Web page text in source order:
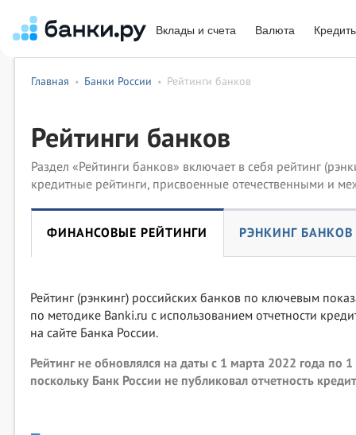
Вклады и счета Валюта
Главная • Банки России • Рейтинги банков
Рейтинги банков
Раздел «Рейтинги банков» включает в себя рейтинг
кредитные рейтинги, присвоенные отечественными и
ФИНАНСОВЫЕ РЕЙТИНГИ РЭНКИНГ
Рейтинг (рэнкинг) российских банков по ключевым
по методике Banki.ru с использованием отчетности
на сайте Банка России.
Рейтинг не обновлялся на даты с 1 марта 2022 года по
поскольку Банк России не публиковал отчетность